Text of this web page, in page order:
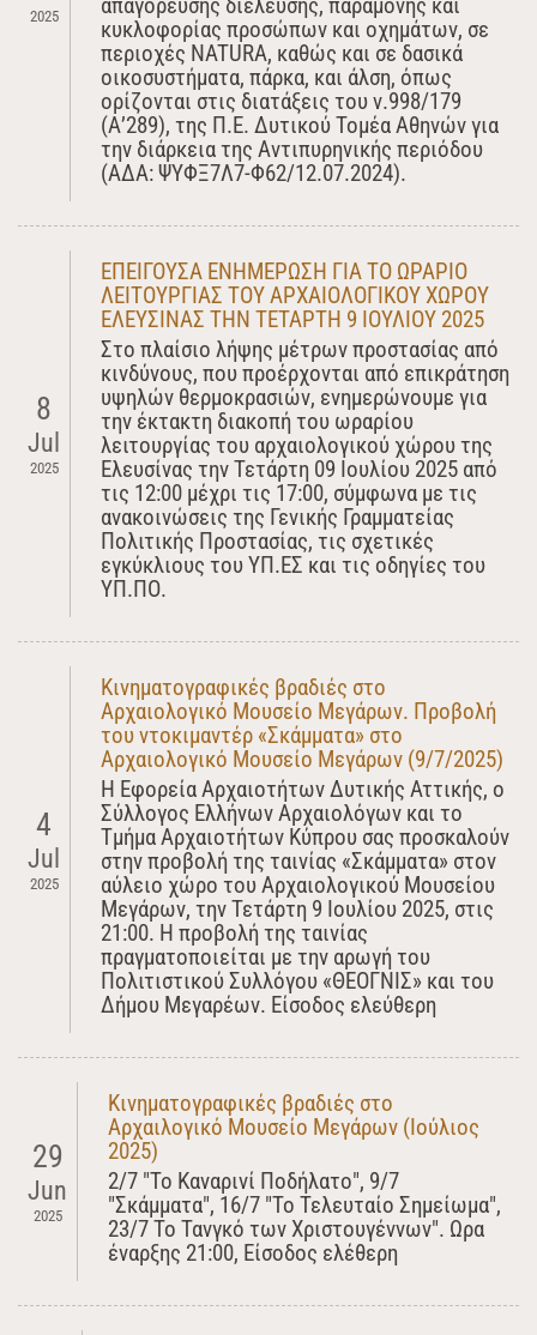
2025
κυκλοφορίας προσώπων και οχημάτων, σε
περιοχές NATURA, καθώς και σε δασικά
οικοσυστήματα, πάρκα, και άλση, όπως
ορίζονται στις διατάξεις του ν.998/179
(Α’289), της Π.Ε. Δυτικού Τομέα Αθηνών για
την διάρκεια της Αντιπυρηνικής περιόδου
(ΑΔΑ: ΨΥΦΞ7Λ7-Φ62/12.07.2024).
8
Jul
2025
ΕΠΕΙΓΟΥΣΑ ΕΝΗΜΕΡΩΣΗ ΓΙΑ ΤO ΩΡΑΡΙΟ
ΛΕΙΤΟΥΡΓΙΑΣ ΤΟΥ ΑΡΧΑΙΟΛΟΓΙΚΟΥ ΧΩΡΟΥ
ΕΛΕΥΣΙΝΑΣ ΤΗΝ ΤΕΤΑΡΤΗ 9 ΙΟΥΛΙΟΥ 2025
Στο πλαίσιο λήψης μέτρων προστασίας από
κινδύνους, που προέρχονται από επικράτηση
υψηλών θερμοκρασιών, ενημερώνουμε για
την έκτακτη διακοπή του ωραρίου
λειτουργίας του αρχαιολογικού χώρου της
Ελευσίνας την Τετάρτη 09 Ιουλίου 2025 από
τις 12:00 μέχρι τις 17:00, σύμφωνα με τις
ανακοινώσεις της Γενικής Γραμματείας
Πολιτικής Προστασίας, τις σχετικές
εγκύκλιους του ΥΠ.ΕΣ και τις οδηγίες του
ΥΠ.ΠΟ.
4
Jul
2025
Κινηματογραφικές βραδιές στο
Αρχαιολογικό Μουσείο Μεγάρων. Προβολή
του ντοκιμαντέρ «Σκάμματα» στο
Αρχαιολογικό Μουσείο Μεγάρων (9/7/2025)
Η Εφορεία Αρχαιοτήτων Δυτικής Αττικής, ο
Σύλλογος Ελλήνων Αρχαιολόγων και το
Τμήμα Αρχαιοτήτων Κύπρου σας προσκαλούν
στην προβολή της ταινίας «Σκάμματα» στον
αύλειο χώρο του Αρχαιολογικού Μουσείου
Μεγάρων, την Τετάρτη 9 Ιουλίου 2025, στις
21:00. Η προβολή της ταινίας
πραγματοποιείται με την αρωγή του
Πολιτιστικού Συλλόγου «ΘΕΟΓΝΙΣ» και του
Δήμου Μεγαρέων. Είσοδος ελεύθερη
29
Jun
2025
Κινηματογραφικές βραδιές στο
Αρχαιλογικό Μουσείο Μεγάρων (Ιούλιος
2025)
2/7 "Το Καναρινί Ποδήλατο", 9/7
"Σκάμματα", 16/7 "Το Τελευταίο Σημείωμα",
23/7 Το Τανγκό των Χριστουγέννων". Ωρα
έναρξης 21:00, Είσοδος ελέθερη